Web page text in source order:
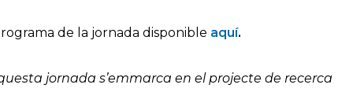
de la jornada disponible aquí.
jornada s’emmarca en el projecte de recerca